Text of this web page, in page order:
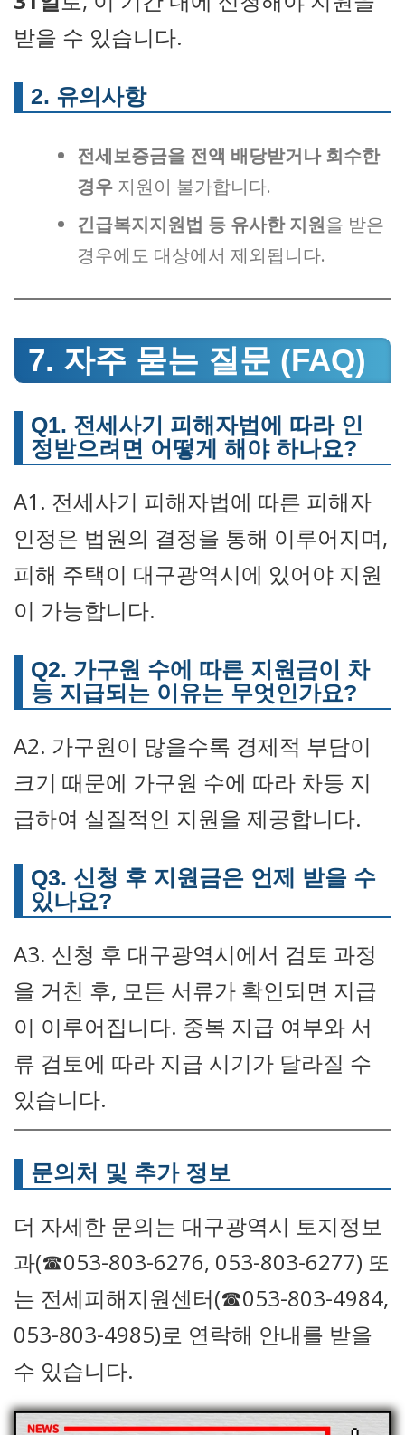
받을 수 있습니다.
2. 유의사항
전세보증금을 전액 배당받거나 회수한
경우 지원이 불가합니다.
긴급복지지원법 등 유사한 지원을 받은
경우에도 대상에서 제외됩니다.
7. 자주 묻는 질문 (FAQ)
Q1. 전세사기 피해자법에 따라 인
정받으려면 어떻게 해야 하나요?
A1. 전세사기 피해자법에 따른 피해자
인정은 법원의 결정을 통해 이루어지며,
피해 주택이 대구광역시에 있어야 지원
이 가능합니다.
Q2. 가구원 수에 따른 지원금이 차
등 지급되는 이유는 무엇인가요?
A2. 가구원이 많을수록 경제적 부담이
크기 때문에 가구원 수에 따라 차등 지
급하여 실질적인 지원을 제공합니다.
Q3. 신청 후 지원금은 언제 받을 수
있나요?
A3. 신청 후 대구광역시에서 검토 과정
을 거친 후, 모든 서류가 확인되면 지급
이 이루어집니다. 중복 지급 여부와 서
류 검토에 따라 지급 시기가 달라질 수
있습니다.
문의처 및 추가 정보
더 자세한 문의는 대구광역시 토지정보
과(☎053-803-6276, 053-803-6277) 또
는 전세피해지원센터(☎053-803-4984,
053-803-4985)로 연락해 안내를 받을
수 있습니다.